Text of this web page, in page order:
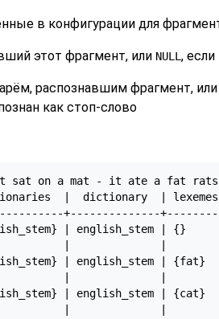
в конфигурации для
этот фрагмент, или NULL ,
распознавшим фрагмент, или
как стоп-слово
cat sat on a mat - it ate a fat
|  dictionary  | lexemes
+--------------
| english_stem | {}
|              |
| english_stem | {fat}
|              |
| english_stem | {cat}
|              |